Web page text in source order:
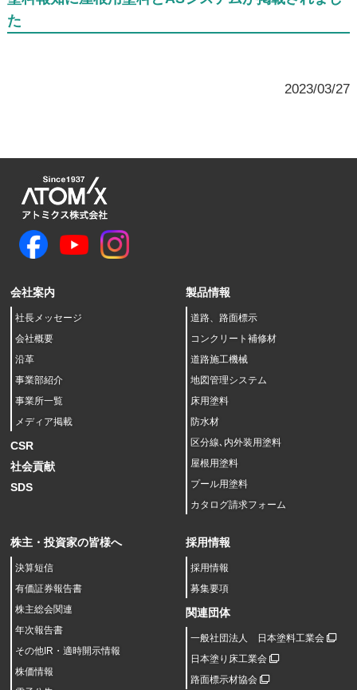
た
2023/03/27
会社案内
社長メッセージ
会社概要
沿革
事業部紹介
事業所一覧
メディア掲載
CSR
社会貢献
SDS
製品情報
道路、路面標示
コンクリート補修材
道路施工機械
地図管理システム
床用塗料
防水材
区分線､内外装用塗料
屋根用塗料
プール用塗料
カタログ請求フォーム
株主・投資家の皆様へ
決算短信
有価証券報告書
株主総会関連
年次報告書
その他IR・適時開示情報
株価情報
採用情報
採用情報
募集要項
関連団体
一般社団法人 日本塗料工業会
日本塗り床工業会
路面標示材協会